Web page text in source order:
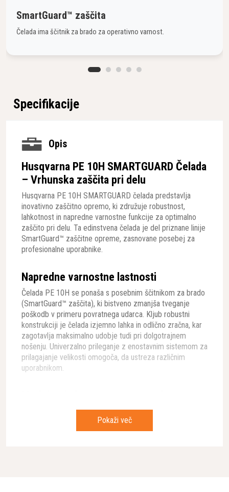
SmartGuard™ zaščita
Čelada ima ščitnik za brado za operativno varnost.
Specifikacije
Opis
Husqvarna PE 10H SMARTGUARD Čelada
– Vrhunska zaščita pri delu
Husqvarna PE 10H SMARTGUARD čelada predstavlja
inovativno zaščitno opremo, ki združuje robustnost,
lahkotnost in napredne varnostne funkcije za optimalno
zaščito pri delu. Ta edinstvena čelada je del priznane linije
SmartGuard™ zaščitne opreme, zasnovane posebej za
profesionalne uporabnike.
Napredne varnostne lastnosti
Čelada PE 10H se ponaša s posebnim ščitnikom za brado
(SmartGuard™ zaščita), ki bistveno zmanjša tveganje
poškodb v primeru povratnega udarca. Kljub robustni
konstrukciji je čelada izjemno lahka in odlično zračna, kar
zagotavlja maksimalno udobje tudi pri dolgotrajnem
nošenju. Univerzalno prileganje z enostavnim sistemom za
prilagajanje velikosti omogoča, da ustreza različnim
uporabnikom.
Ena ključnih prednosti čelade PE 10H SMARTGUARD je
Pokaži več